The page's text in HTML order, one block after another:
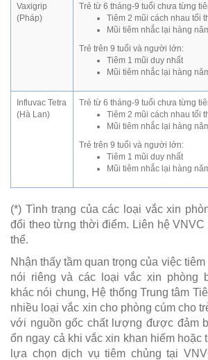
Vaxigrip
(Pháp)
Trẻ từ 6 tháng-9 tuổi chưa từng
Tiêm 2 mũi cách nhau tối
Mũi tiêm nhắc lại hàng
Trẻ trên 9 tuổi và người lớn:
Tiêm 1 mũi duy nhất
Mũi tiêm nhắc lại hàng
Influvac Tetra
(Hà Lan)
Trẻ từ 6 tháng-9 tuổi chưa từng
Tiêm 2 mũi cách nhau tối
Mũi tiêm nhắc lại hàng
Trẻ trên 9 tuổi và người lớn:
Tiêm 1 mũi duy nhất
Mũi tiêm nhắc lại hàng
(*) Tình trạng của các loại vắc xin
đổi theo từng thời điểm. Liên hệ
thể.
Nhận thấy tầm quan trọng của việc
nói riêng và các loại vắc xin phòng
khác nói chung, Hệ thống Trung tâm
nhiều loại vắc xin cho phòng cúm cho
với nguồn gốc chất lượng được đảm
ổn ngay cả khi vắc xin khan hiếm hoặc
lựa chọn dịch vụ tiêm chủng tại